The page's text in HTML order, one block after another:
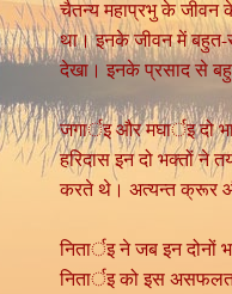
चैतन्य महाप्रभु के जीवन के
था। इनके जीवन में बहुत-
देखा। इनके प्रसाद से
जगार्इ और मघार्इ दो
हरिदास इन दो भक्तों ने
करते थे। अत्यन्त क्रूर
नितार्इ ने जब इन दोनों
नितार्इ को इस